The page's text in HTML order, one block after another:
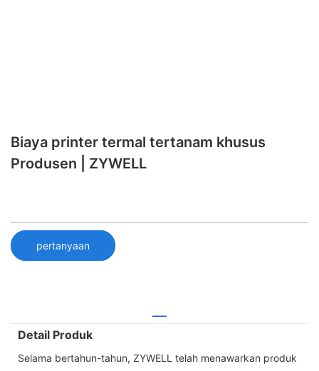
Biaya printer termal tertanam khusus
Produsen | ZYWELL
pertanyaan
Detail Produk
Selama bertahun-tahun, ZYWELL telah menawarkan produk